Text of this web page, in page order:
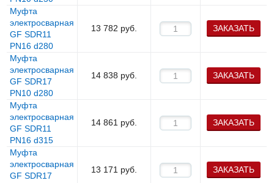
Муфта
электросварная
GF SDR11
PN16 d280
13 782 руб. ЗАКАЗАТЬ
Муфта
электросварная
GF SDR17
PN10 d280
14 838 руб. ЗАКАЗАТЬ
Муфта
электросварная
GF SDR11
PN16 d315
14 861 руб. ЗАКАЗАТЬ
Муфта
электросварная
GF SDR17
13 171 руб. ЗАКАЗАТЬ